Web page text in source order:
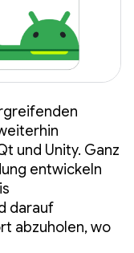
und Unity. Ganz
entwickeln
darauf
abzuholen, wo